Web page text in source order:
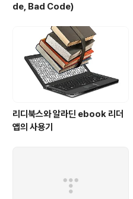
de, Bad Code)
리디북스와 알라딘 ebook 리더
앱의 사용기